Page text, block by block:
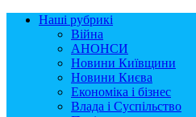
Наші рубрикі
Війна
АНОНСИ
Новини Київщини
Новини Києва
Економіка і бізнес
Влада і Суспільство